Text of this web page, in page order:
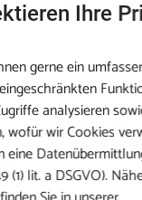
Ihre
gerne ein
analysieren
wofür wir Cookies
eine
(1) lit. a DSGVO).